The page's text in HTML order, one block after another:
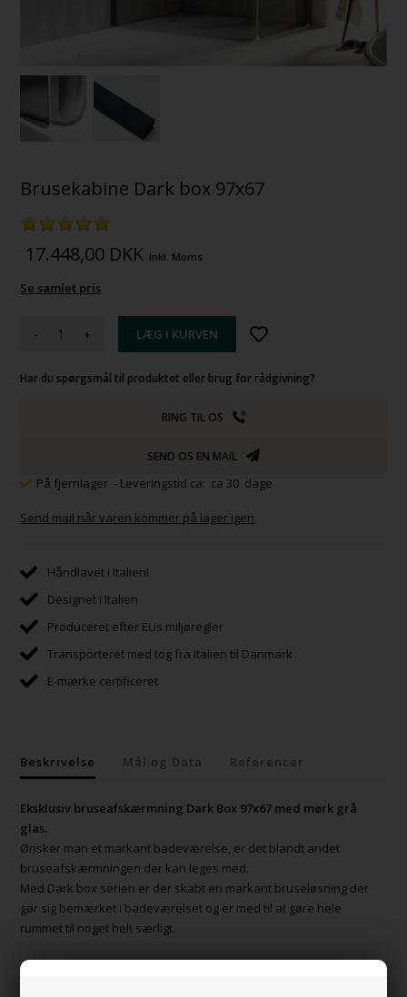
Brusekabine Dark box 97x67
17.448,00 DKK Inkl. Moms
Se samlet pris
- +
Har du spørgsmål til produktet eller brug for rådgivning?
RING TIL OS
SEND OS EN MAIL
På fjernlager - Leveringstid ca: ca 30 dage
Send mail når varen kommer på lager igen
Håndlavet i Italien!
Designet i Italien
Produceret efter EUs miljøregler
Transporteret med tog fra Italien til Danmark
E-mærke certificeret
Beskrivelse Mål og Data Referencer
Eksklusiv bruseafskærmning Dark Box 97x67 med mørk grå
glas.
Ønsker man et markant badeværelse, er det blandt andet
bruseafskærmningen der kan leges med.
Med Dark box serien er der skabt en markant bruseløsning der
gør sig bemærket i badeværelset og er med til at gøre hele
rummet til noget helt særligt.
De buede glasvægge gør denne bruseafskærmning til noget helt